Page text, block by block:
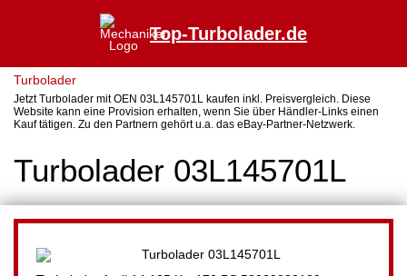
Top-Turbolader.de
Turbolader
Jetzt Turbolader mit OEN 03L145701L kaufen inkl. Preisvergleich. Diese
Website kann eine Provision erhalten, wenn Sie über Händler-Links einen
Kauf tätigen. Zu den Partnern gehört u.a. das eBay-Partner-Netzwerk.
Turbolader 03L145701L